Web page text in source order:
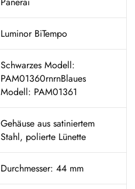
Luminor BiTempo
Schwarzes Modell:
PAM01360rnrnBlaues
Modell: PAM01361
Gehäuse aus satiniertem
Stahl, polierte Lünette
Durchmesser: 44 mm